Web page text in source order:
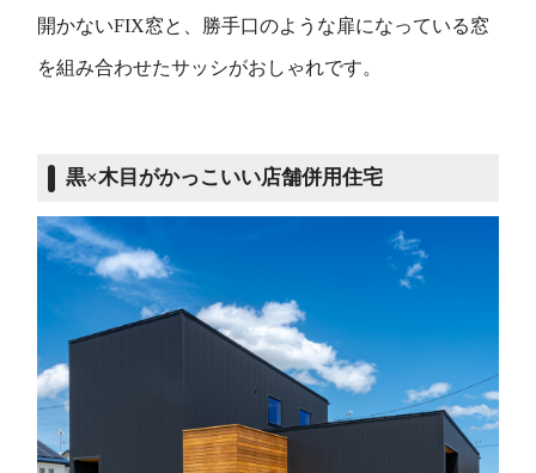
開かないFIX窓と、勝手口のような扉になっている窓
を組み合わせたサッシがおしゃれです。
黒×木目がかっこいい店舗併用住宅